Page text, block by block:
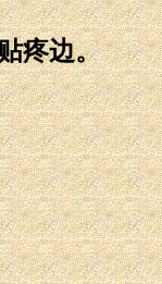
疼边。